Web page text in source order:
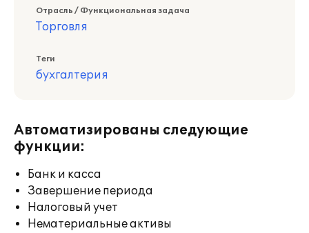
Отрасль / Функциональная задача
Торговля
Теги
бухгалтерия
Автоматизированы следующие
функции:
Банк и касса
Завершение периода
Налоговый учет
Нематериальные активы